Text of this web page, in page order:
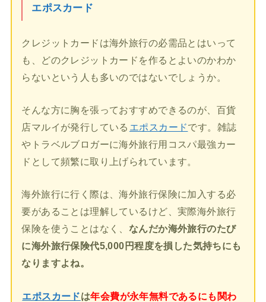
エポスカード
クレジットカードは海外旅行の必需品とはいって
も、どのクレジットカードを作るとよいのかわか
らないという人も多いのではないでしょうか。
そんな方に胸を張っておすすめできるのが、百貨
店マルイが発行している エポスカードです。雑誌
やトラベルブロガーに海外旅行用コスパ最強カー
ドとして頻繁に取り上げられています。
海外旅行に行く際は、海外旅行保険に加入する必
要があることは理解しているけど、実際海外旅行
保険を使うことはなく、 なんだか海外旅行のたび
に海外旅行保険代5,000円程度を損した気持ちにも
なりますよね。
エポスカードは年会費が永年無料であるにも関わ